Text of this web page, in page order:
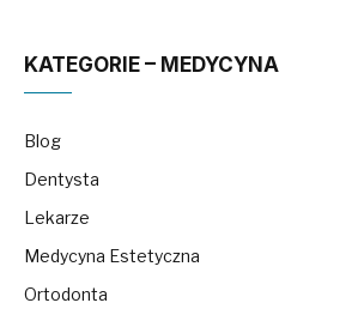
KATEGORIE – MEDYCYNA
Blog
Dentysta
Lekarze
Medycyna Estetyczna
Ortodonta